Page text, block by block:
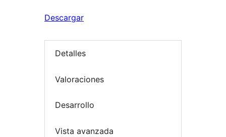
Descargar
Detalles
Valoraciones
Desarrollo
Vista avanzada